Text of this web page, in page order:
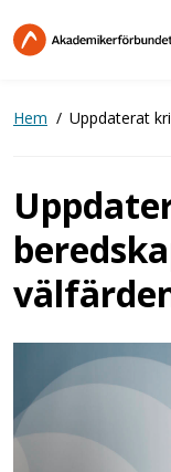
till
Hem Uppdaterat